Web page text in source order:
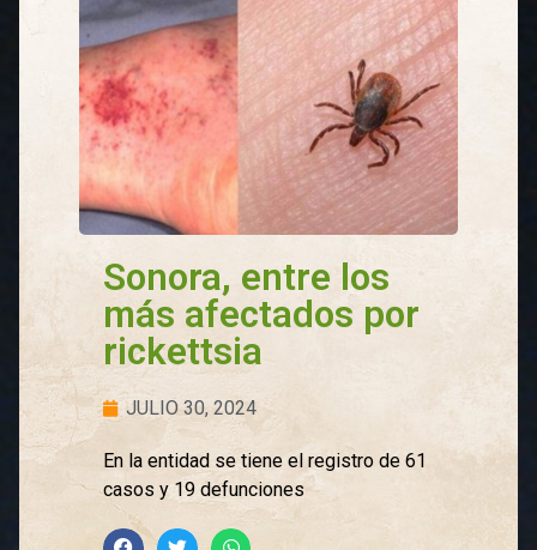
Sonora, entre los
más afectados por
rickettsia
JULIO 30, 2024
En la entidad se tiene el registro de 61
casos y 19 defunciones